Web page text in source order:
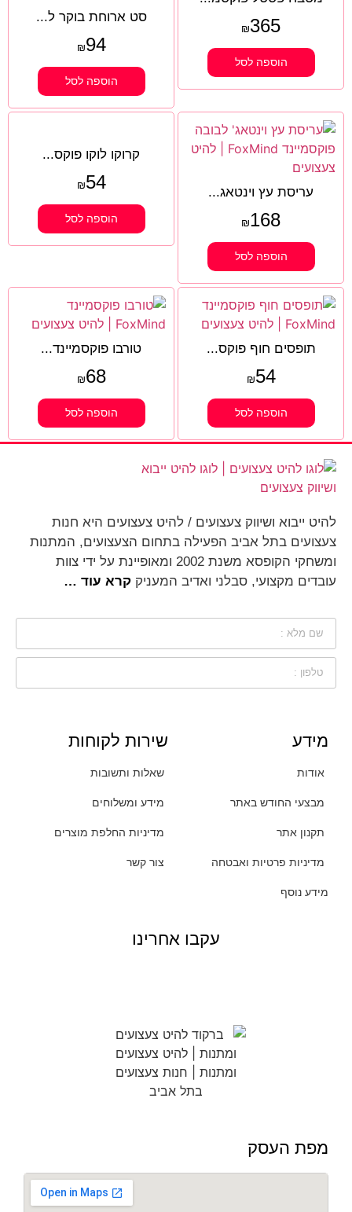
₪365
הוספה לסל
סט ארוחת בוקר ל...
₪94
הוספה לסל
עריסת עץ וינטאג...
₪168
הוספה לסל
קרוקו לוקו פוקס...
₪54
הוספה לסל
תופסים חוף פוקס...
₪54
הוספה לסל
טורבו פוקסמיינד...
₪68
הוספה לסל
להיט ייבוא ושיווק צעצועים / להיט צעצועים היא חנות
צעצועים בתל אביב הפעילה בתחום הצעצועים, המתנות
ומשחקי הקופסא משנת 2002 ומאופיינת על ידי צוות
עובדים מקצועי, סבלני ואדיב המעניק קרא עוד …
מידע
אודות
מבצעי החודש באתר
תקנון אתר
מדיניות פרטיות ואבטחה
מידע נוסף
שירות לקוחות
שאלות ותשובות
מידע ומשלוחים
מדיניות החלפת מוצרים
צור קשר
עקבו אחרינו
מפת העסק